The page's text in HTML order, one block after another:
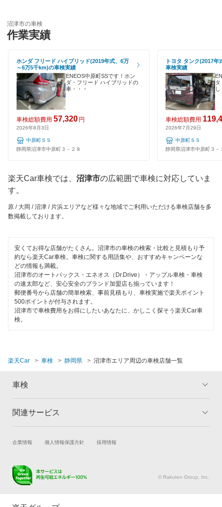
周智郡
裾野市
駿東郡
田方郡
榛原郡
袋井市
富士市
牧之原市
焼津市
閉じる
120分以内の車検
夜間受付
整備保証
1級整備士在籍
コンピューター診断
沼津市の車検
作業実績
ホンダ フリード ハイブリッド(2019年式、6万
～6万5千km)の車検実績
ENEOS中原町SSです！ホン
ダ・フリード ハイブリッドの
車・・・
車検総額費用 57,320 円
2026年8月3日
中原町ＳＳ
静岡県沼津市中原町３－２８
トヨタ タンク(2017
車検実績
タ
し
車検総額費用
2026年7月29日
中原町ＳＳ
静岡県沼津市中原町３－
楽天Car車検では、 沼津市の広範囲で車検に対応していま
す。
原 / 大岡 / 沼津 / 片浜エリアなど様々な地域でご利用いただける車検店舗を多
数掲載しております。
安くてお得な店舗がたくさん。沼津市の車検の検索・比較と見積もり予
約なら楽天Car車検。車検に関する用語集や、おすすめキャンペーンな
どの情報も満載。
沼津市のオートバックス・エネオス（Dr.Drive）・アップル車検・車検
の速太郎など、安心安全のブランド加盟店も揃っています！
郵便番号から店舗の簡単検索、事前見積もり、車検実施で楽天ポイント
500ポイントが付与されます。
沼津市で車検費用をお得にしたいあなたに、かしこく探そう楽天Car車
検。
楽天Car 車検 静岡県 沼津市エリア周辺の車検店舗一覧
車検
トップ
車検の基礎知識 キャンペーン一覧
関連サービス
試乗・商談 新車購入
キズ修理予約
メンテナンス管理
タイヤ交換サービス
企業情報 個人情報保護方針 採用情報
© Rakuten Group, Inc.